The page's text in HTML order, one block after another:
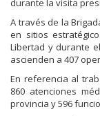
durante la visita
A través de la
en sitios
Libertad y durante
ascienden a 407
En referencia al
860 atenciones
provincia y 596